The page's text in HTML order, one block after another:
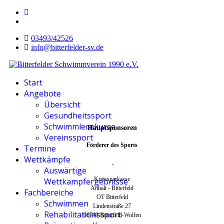
03493/42526
info@bitterfelder-sv.de
Start
Angebote
Übersicht
Gesundheitssport
Schwimmlernkurse
Vereinssport
Termine
Wettkämpfe
Auswärtige
Wettkampfergebnisse
Fachbereiche
Schwimmen
Rehabilitationssport
Hauptsponsoren
Förderer des Sports
Kreissparkasse
Anhalt - Bitterfeld
OT Bitterfeld
Lindenstraße 27
06749 Bitterfeld-Wolfen